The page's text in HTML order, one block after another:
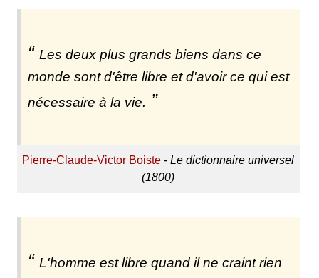
Les deux plus grands biens dans ce
monde sont d'être libre et d'avoir ce qui est
nécessaire à la vie.
Pierre-Claude-Victor Boiste -Le dictionnaire universel
(1800)
L'homme est libre quand il ne craint rien